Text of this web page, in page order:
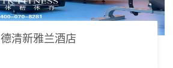
德清新雅兰酒店